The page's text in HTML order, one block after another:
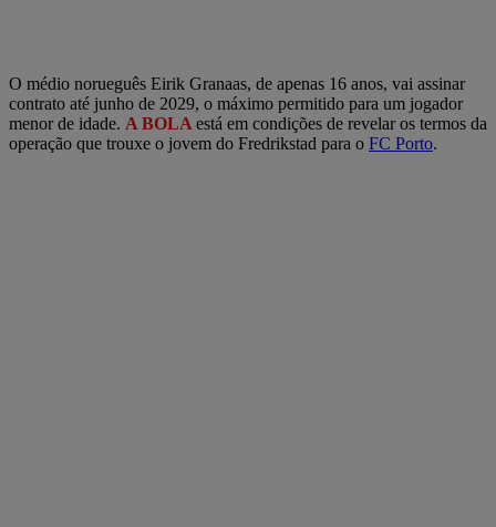
O médio norueguês Eirik Granaas, de apenas 16 anos, vai assinar
contrato até junho de 2029, o máximo permitido para um jogador
menor de idade. A BOLA está em condições de revelar os termos da
operação que trouxe o jovem do Fredrikstad para o FC Porto.